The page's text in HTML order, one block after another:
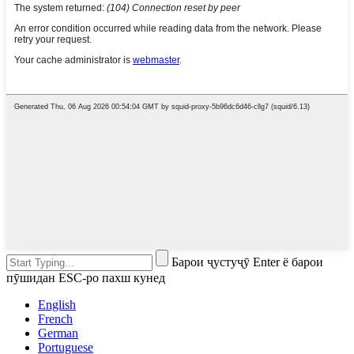
Барои ҷустуҷӯ Enter ё барои
пӯшидан ESC-ро пахш кунед
English
French
German
Portuguese